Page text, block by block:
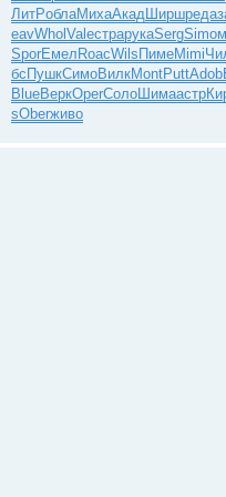
ЛитРоблаМихаАкадШиршреда
eavWholValeстрарукаSergSimo
SporЕмелRoacWilsПимеMimi
бсПушкСимоВилкMontPuttAdob
BlueВеркOperСолоШимаастр
sOberживо